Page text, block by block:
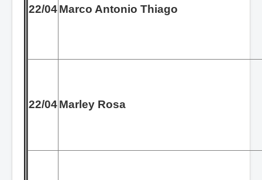
22/04Marco Antonio Thiago
22/04Marley Rosa